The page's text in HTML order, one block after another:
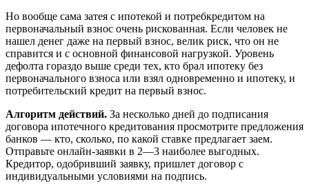
Но вообще сама затея с ипотекой и потребкредитом на
первоначальный взнос очень рискованная. Если человек не
нашел денег даже на первый взнос, велик риск, что он не
справится и с основной финансовой нагрузкой. Уровень
дефолта гораздо выше среди тех, кто брал ипотеку без
первоначального взноса или взял одновременно и ипотеку, и
потребительский кредит на первый взнос.
Алгоритм действий. За несколько дней до подписания
договора ипотечного кредитования просмотрите предложения
банков — кто, сколько, по какой ставке предлагает заем.
Отправьте онлайн-заявки в 2—3 наиболее выгодных.
Кредитор, одобривший заявку, пришлет договор с
индивидуальными условиями на подпись.